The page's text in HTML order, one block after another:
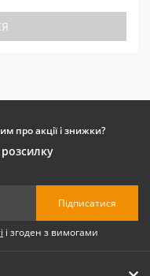
про акції і знижки?
Підписатися
і згоден з вимогами